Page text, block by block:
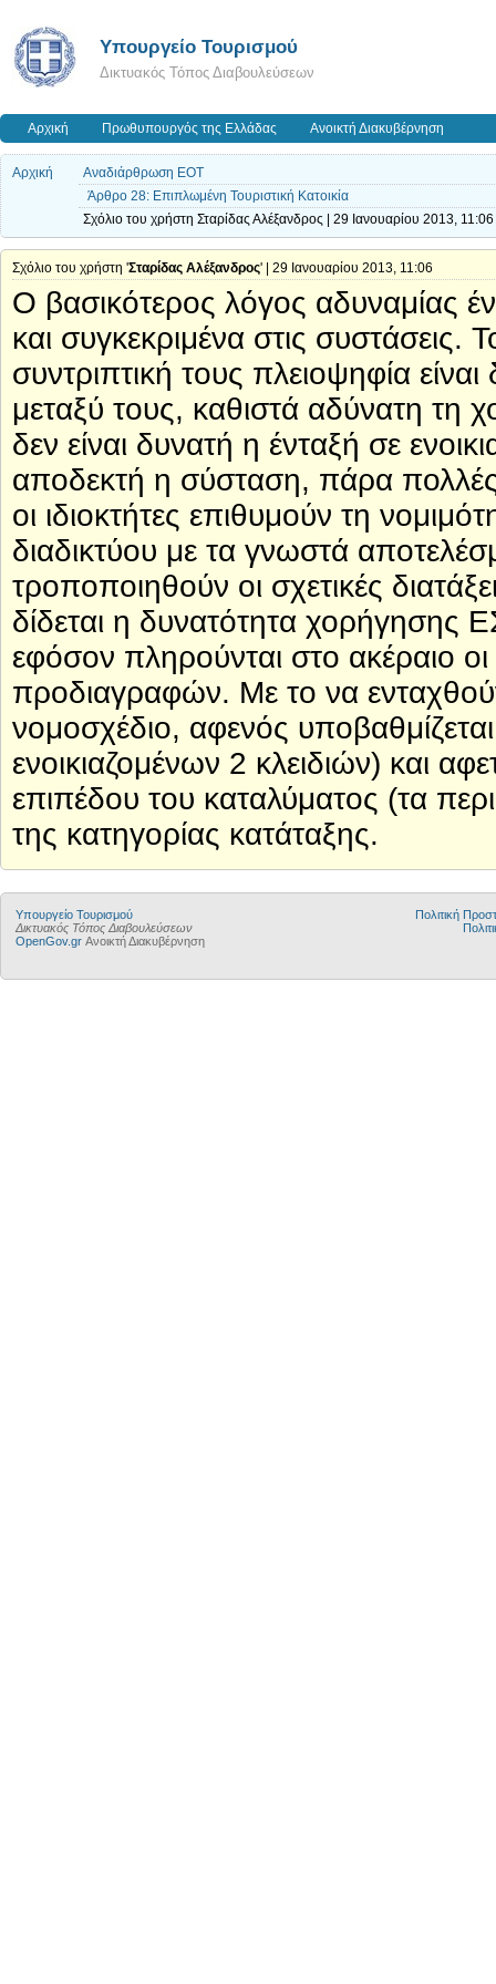
Υπουργείο Τουρισμού
Δικτυακός Τόπος Διαβουλεύσεων
Αρχική Πρωθυπουργός της Ελλάδας Ανοικτή Διακυβέρνηση
Αρχική
Αναδιάρθρωση ΕΟΤ
Άρθρο 28: Επιπλωμένη Τουριστική Κατοικία
Σχόλιο του χρήστη Σταρίδας Αλέξανδρος | 29 Ιανουαρίου 2013, 11:06
Σχόλιο του χρήστη 'Σταρίδας Αλέξανδρος' | 29 Ιανουαρίου 2013, 11:06
Ο βασικότερος λόγος αδυναμίας
και συγκεκριμένα στις συστάσεις.
συντριπτική τους πλειοψηφία είναι
μεταξύ τους, καθιστά αδύνατη τη
δεν είναι δυνατή η ένταξή σε
αποδεκτή η σύσταση, πάρα πολλές
οι ιδιοκτήτες επιθυμούν τη
διαδικτύου με τα γνωστά
τροποποιηθούν οι σχετικές
δίδεται η δυνατότητα χορήγησης
εφόσον πληρούνται στο ακέραιο
προδιαγραφών. Με το να
νομοσχέδιο, αφενός
ενοικιαζομένων 2 κλειδιών) και
επιπέδου του καταλύματος (τα
της κατηγορίας κατάταξης.
Υπουργείο Τουρισμού
Δικτυακός Τόπος Διαβουλεύσεων
OpenGov.gr Ανοικτή Διακυβέρνηση
Πολιτική